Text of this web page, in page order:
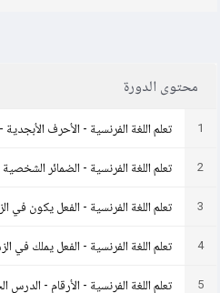
محتوى الدورة
1 تعلم اللغة الفرنسية - الأحرف
2 تعلم اللغة الفرنسية - الضمائر الشخصية
3 تعلم اللغة الفرنسية - الفعل يكون في
4 تعلم اللغة الفرنسية - الفعل يملك في
5 تعلم اللغة الفرنسية - الأرقام - الدرس